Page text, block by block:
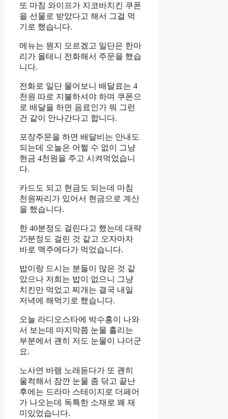
또 마침 와이프가 지코바치킨 쿠폰
을 선물로 받았다고 해서 그걸 먹
기로 했습니다.
메뉴는 뭔지 모르겠고 일단은 한마
리가 올테니 전화해서 주문을 했습
니다.
전화로 일단 물어보니 배달료는 4
천원 따로 지불하셔야 하며 쿠폰으
로 배달을 하면 음료인가 뭐 그런
건 같이 안나간다고 합니다.
포장주문을 하면 배달비는 안내도
되는데 오늘은 어쩔 수 없이 그냥
현금 4천원을 주고 시켜먹었습니
다.
카드도 되고 현금도 되는데 마침
천원짜리가 있어서 현금으로 계산
을 했습니다.
한 40분정도 걸린다고 했는데 대략
25분정도 걸린 것 같고 오자마자
바로 맥주에다가 먹었습니다.
밥이랑 드시는 분들이 많은 것 같
았으나 저희는 밥이 없으니 그냥
치킨만 먹었고 찌개는 결국 내일
저녁에 해먹기로 했습니다.
오늘 라디오스타에 박수홍이 나와
서 보는데 마지막쯤 눈물 흘리는
부분에서 괜히 저도 눈물이 나더군
요.
노사연 바램 노래듣다가 또 괜히
울컥해서 잠깐 눈물 좀 닦고 끝난
후에는 드라마 스테이지로 더페어
가 나오는데 독특한 소재로 꽤 재
미있었습니다.